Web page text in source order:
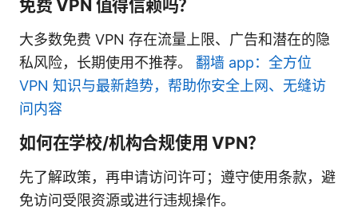
免费 VPN 值得信赖吗？
大多数免费 VPN 存在流量上限、广告和潜在的隐
私风险，长期使用不推荐。 翻墙 app：全方位
VPN 知识与最新趋势，帮助你安全上网、无缝访
问内容
如何在学校/机构合规使用 VPN？
先了解政策，再申请访问许可；遵守使用条款，避
免访问受限资源或进行违规操作。